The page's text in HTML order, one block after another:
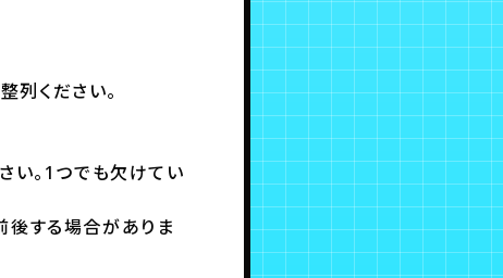
列ください。
い。1つでも欠けてい
後する場合がありま